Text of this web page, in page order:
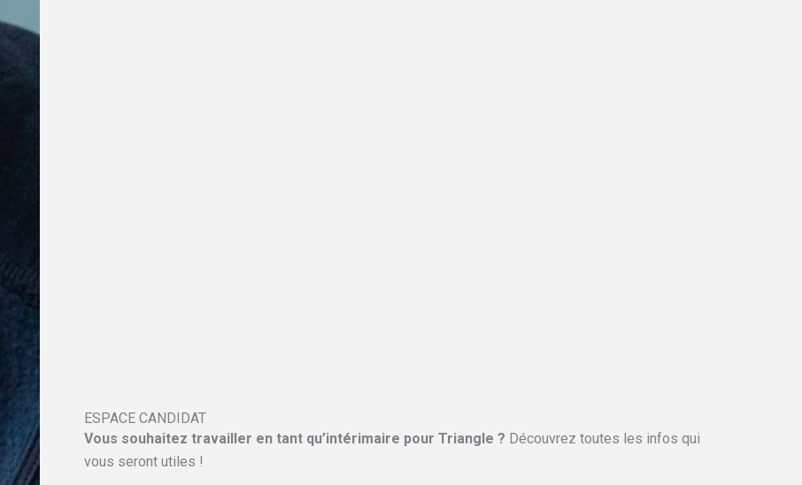
ESPACE CANDIDAT
Vous souhaitez travailler en tant qu’intérimaire pour Triangle ? Découvrez toutes les infos qui
vous seront utiles !